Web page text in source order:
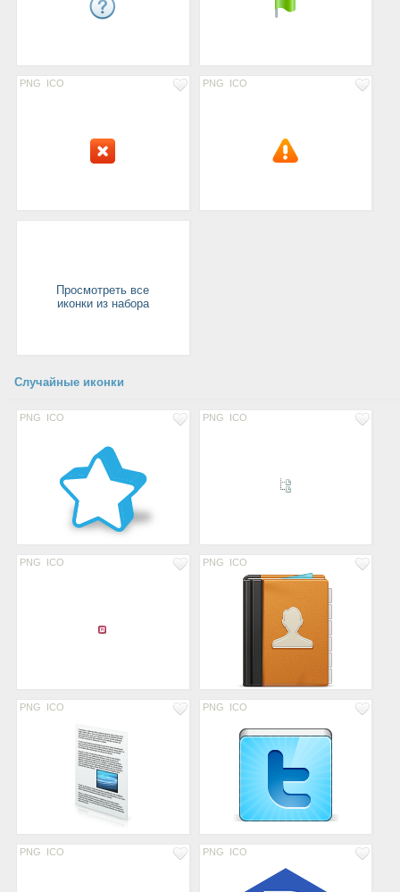
PNG ICO PNG ICO
Просмотреть все
иконки из набора
Случайные иконки
PNG ICO PNG ICO
PNG ICO PNG ICO
PNG ICO PNG ICO
PNG ICO PNG ICO